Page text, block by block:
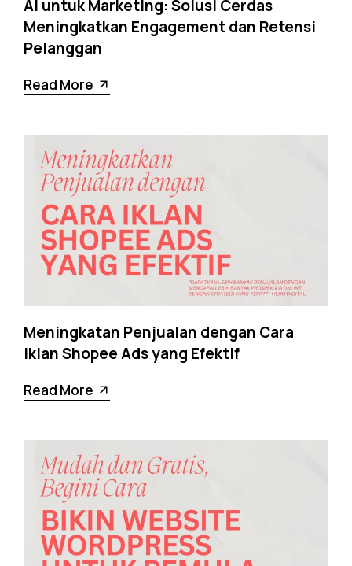
AI untuk Marketing: Solusi Cerdas
Meningkatkan Engagement dan Retensi
Pelanggan
Read More
Meningkatan Penjualan dengan Cara
Iklan Shopee Ads yang Efektif
Read More